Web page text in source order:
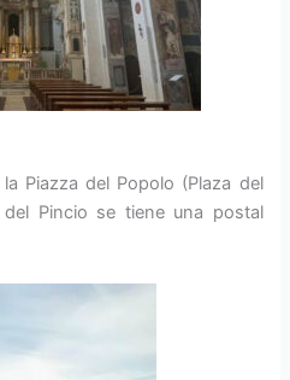
Piazza del Popolo (Plaza del
del Pincio se tiene una postal